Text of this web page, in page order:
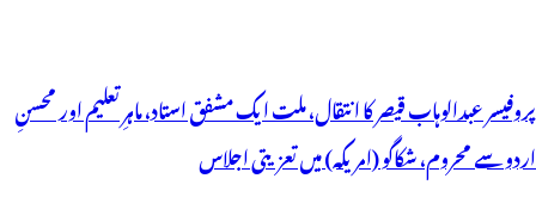
پروفیسر عبدالوہاب قیصر کا انتقال، ملت ایک مشفق استاد، ماہرِتعلیم اور محسنِ
اردو سے محروم، شکاگو (امریکہ) میں تعزیتی اجلاس